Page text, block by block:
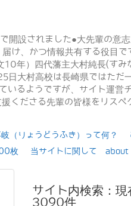
設されました●大先輩の意
け、かつ情報共有する役目で
年）四代藩主大村純長(すみ
日大村高校は長崎県ではただ
いるようですが、サイト運営
くださる先輩の皆様をリスペ
（りょうどうふき）って何？
枚 当サイトに関して
サイト内検索：
3090件